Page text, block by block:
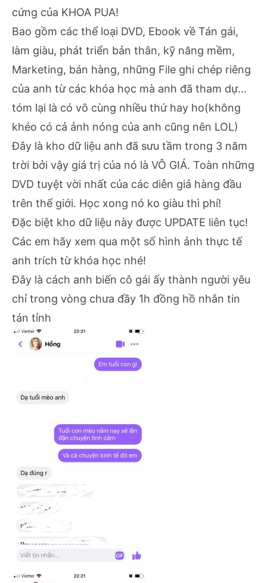
cứng của KHOA PUA!
Bao gồm các thể loại DVD, Ebook về Tán gái,
làm giàu, phát triển bản thân, kỹ năng mềm,
Marketing, bán hàng, những File ghi chép riêng
của anh từ các khóa học mà anh đã tham dự…
tóm lại là có vô cùng nhiều thứ hay ho(không
khéo có cả ảnh nóng của anh cũng nên LOL)
Đây là kho dữ liệu anh đã sưu tầm trong 3 năm
trời bởi vậy giá trị của nó là VÔ GIÁ. Toàn những
DVD tuyệt vời nhất của các diễn giả hàng đầu
trên thế giới. Học xong nó ko giàu thì phí!
Đặc biệt kho dữ liệu này được UPDATE liên tục!
Các em hãy xem qua một số hình ảnh thực tế
anh trích từ khóa học nhé!
Đây là cách anh biến cô gái ấy thành người yêu
chỉ trong vòng chưa đầy 1h đồng hồ nhắn tin
tán tỉnh